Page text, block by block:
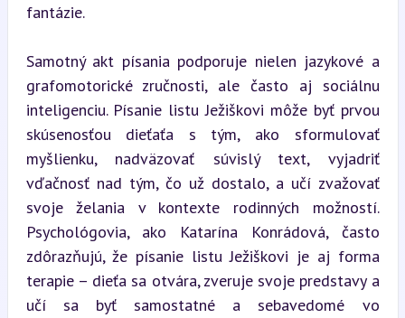
fantázie.
Samotný akt písania podporuje nielen jazykové a
grafomotorické zručnosti, ale často aj sociálnu
inteligenciu. Písanie listu Ježiškovi môže byť prvou
skúsenosťou dieťaťa s tým, ako sformulovať
myšlienku, nadväzovať súvislý text, vyjadriť
vďačnosť nad tým, čo už dostalo, a učí zvažovať
svoje želania v kontexte rodinných možností.
Psychológovia, ako Katarína Konrádová, často
zdôrazňujú, že písanie listu Ježiškovi je aj forma
terapie – dieťa sa otvára, zveruje svoje predstavy a
učí sa byť samostatné a sebavedomé vo